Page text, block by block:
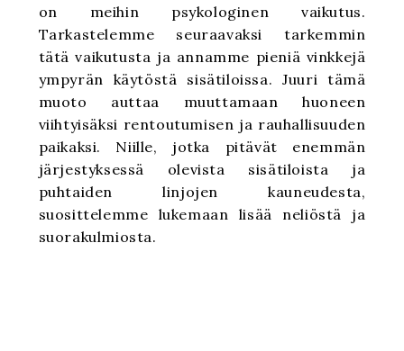
on meihin psykologinen vaikutus.
Tarkastelemme seuraavaksi tarkemmin
tätä vaikutusta ja annamme pieniä vinkkejä
ympyrän käytöstä sisätiloissa. Juuri tämä
muoto auttaa muuttamaan huoneen
viihtyisäksi rentoutumisen ja rauhallisuuden
paikaksi. Niille, jotka pitävät enemmän
järjestyksessä olevista sisätiloista ja
puhtaiden linjojen kauneudesta,
suosittelemme lukemaan lisää neliöstä ja
suorakulmiosta.